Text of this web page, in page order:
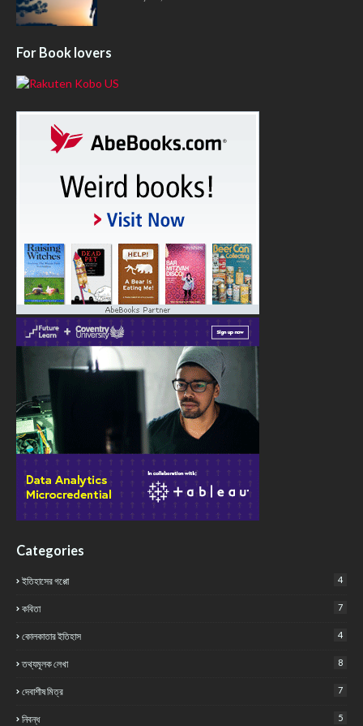
For Book lovers
Categories
ইতিহাসের গপ্পো 4
কবিতা 7
কোলকাতার ইতিহাস 4
তথ্যমূলক লেখা 8
দেবাশীষ মিত্র 7
নিবন্ধ 5